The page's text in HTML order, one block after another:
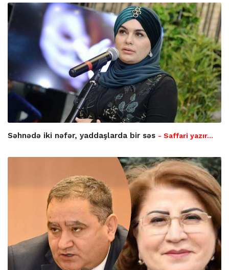
Səhnədə iki nəfər, yaddaşlarda bir səs - Saffari yazır…